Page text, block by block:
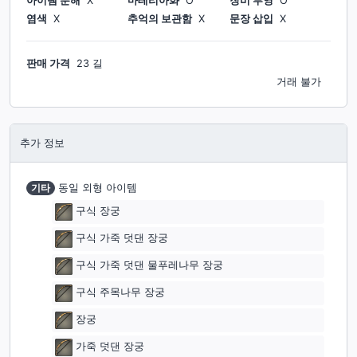
염색
X 추억의 보관함 X 문장 삽입 X
판매 가격
23 길
거래 불가
추가 정보
기타
동일 외형 아이템
구식 장궁
구식 가죽 덧댄 장궁
구식 가죽 덧댄 물푸레나무 장궁
구식 주목나무 장궁
장궁
가죽 덧댄 장궁